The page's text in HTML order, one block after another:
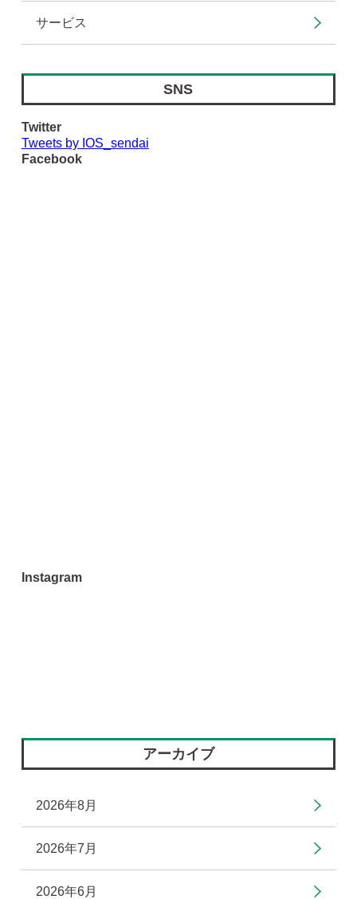
サービス
SNS
Twitter
Tweets by IOS_sendai
Facebook
Instagram
アーカイブ
2026年8月
2026年7月
2026年6月